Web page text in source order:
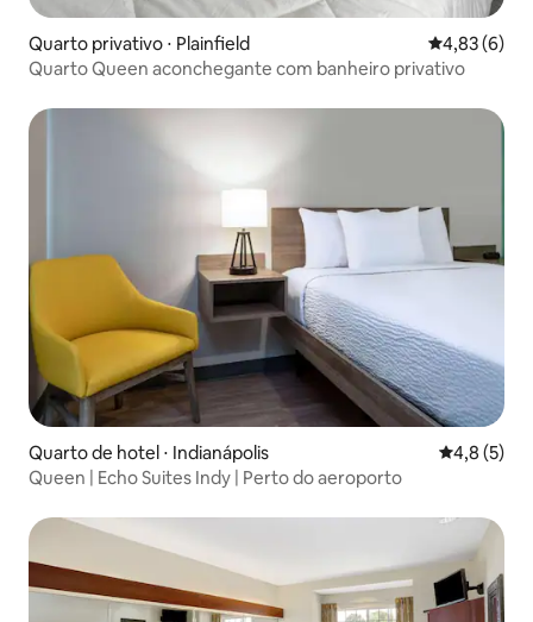
Quarto privativo ⋅ Plainfield 4,83 de uma
4,83 (6)
Quarto Queen aconchegante com banheiro privativo
Quarto de hotel ⋅ Indianápolis 4,8 de
4,8 (5)
Queen | Echo Suites Indy | Perto do aeroporto